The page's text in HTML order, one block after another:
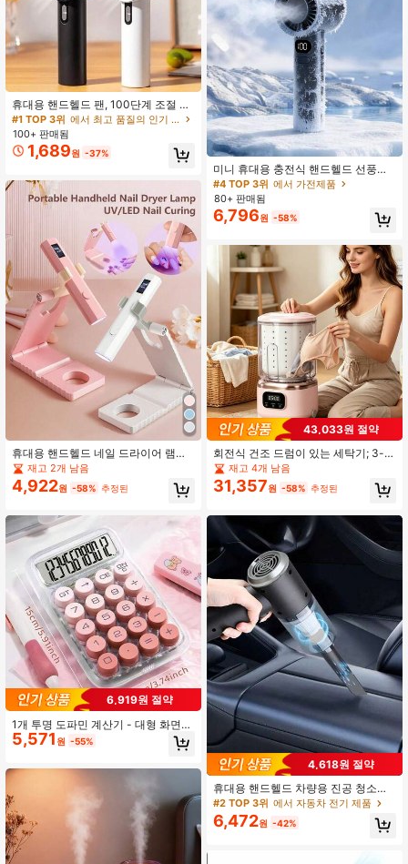
휴대용 핸드헬드 팬, 100단계 조절 가
능한 미니 USB 충전식 팬, 충전식 배
터리 장착, 대형 풍량, 방열, 긴 작동 시
간, 여행 및 야외 사용에 적합, 충전식
휴대용 팬, 완벽한 생일 또는 휴일 선
부활절에 이상적인 선택, 여성을 위한
창의적인 선물, 홈 데코, 스티커, 캠핑
필수품, 휴일 필수품, 휴일 용품, 생일
#1 TOP 3위
에서 최고 품질의 인기 상품을 2.3달러 이하로 만나보세요. 난방 및 냉방 용품
100+ 판매됨
1,689원 -37%
휴대용 핸드헬드 네일 드라이어 램프,
UV/LED 네일 젤 경화 라이트, 모든 젤
폴리쉬에 적합, 충전식 퀵 드라이 네일
램프, 3-in-1 세트 (스탠드, 네일 램프
륭한 선물, 저렴하고 가성비 좋음
재고 2개 남음
4,922원 -58% 추정된
6,919원 절약
1개 투명 도파민 계산기 - 대형 화면
디스플레이, 12자리 투명 입력 및 전
원/CE 키, 미니멀리스트 디자인, 배터
및 개학 시즌 필수품, 태양광 배터리
이중 전원, 아버지의 날 선물, (스타일
에 따라 선물 포장 제공)
5,571 원 -55%
미니 휴대용 충전식 핸드헬드 선풍기,
800mAh 배터리, 해변 및 여행 필수
품, 휴가, 직장, 메이크업, 사무실, 야외
활동을 위한 작은 냉각 손 선풍기, 여
름 필수품
#4 TOP 3위 에서 가전제품
80+ 판매됨
6,796원 -58%
43,033원 절약
회전식 건조 드럼이 있는 세탁기; 3-in
-1 세척, 헹굼 및 탈수; 무선 미니 세탁
기; 속옷, 양말, 아기 옷, 여행, 아파트
및 기숙사 세탁에 이상적
재고 4개 남음
31,357원 -58% 추정된
4,618원 절약
휴대용 핸드헬드 차량용 진공 청소기,
강력한 흡입력, 무선 진공 청소기, 고
출력 습식 및 건식 진공 청소기, 차량,
가정, 사무실, 반려동물 청소용 멀티
#2 TOP 3위 에서 자동차 전기 제품
6,472원 -42%